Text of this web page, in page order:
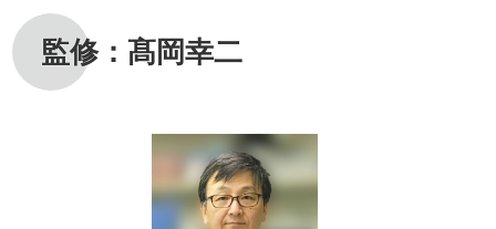
監修：髙岡幸二